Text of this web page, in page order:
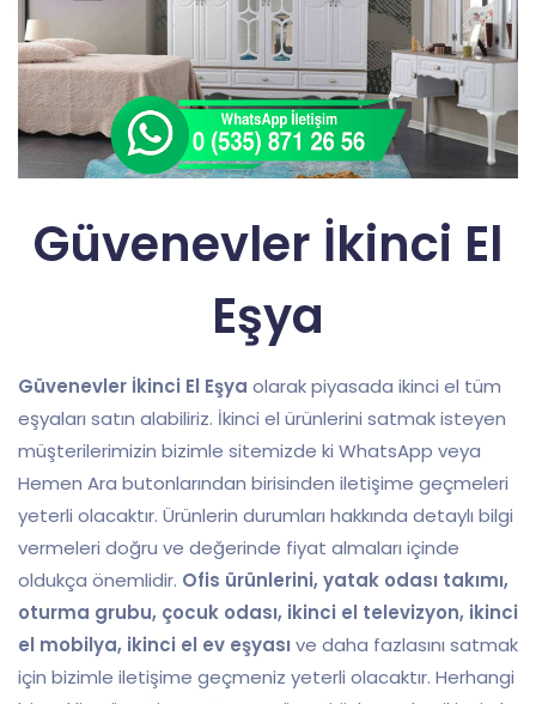
Güvenevler İkinci El
Eşya
Güvenevler İkinci El Eşya olarak piyasada ikinci el tüm
eşyaları satın alabiliriz. İkinci el ürünlerini satmak isteyen
müşterilerimizin bizimle sitemizde ki WhatsApp veya
Hemen Ara butonlarından birisinden iletişime geçmeleri
yeterli olacaktır. Ürünlerin durumları hakkında detaylı bilgi
vermeleri doğru ve değerinde fiyat almaları içinde
oldukça önemlidir. Ofis ürünlerini, yatak odası takımı,
oturma grubu, çocuk odası, ikinci el televizyon, ikinci
el mobilya, ikinci el ev eşyası ve daha fazlasını satmak
için bizimle iletişime geçmeniz yeterli olacaktır. Herhangi